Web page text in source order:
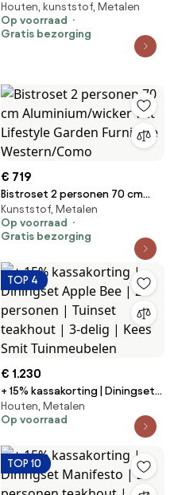
tuinset 5-delig taupe - Tulli
tuintafel 180x115 cm - light teak
vironwood
Houten, kunststof, Metalen
Op voorraad
Gratis bezorging
€ 719
Bistroset 2 personen 70 cm
Aluminium/wicker Wit Lifestyle
Garden Furniture
Western/Como
Kunststof, Metalen
Op voorraad
Gratis bezorging
TOP 4
€ 1.230
+ 15% kassakorting | Diningset
Apple Bee | 2 personen | Tuinset
teakhout | 3-delig | Kees Smit
Houten, Metalen
Op voorraad
TOP 10